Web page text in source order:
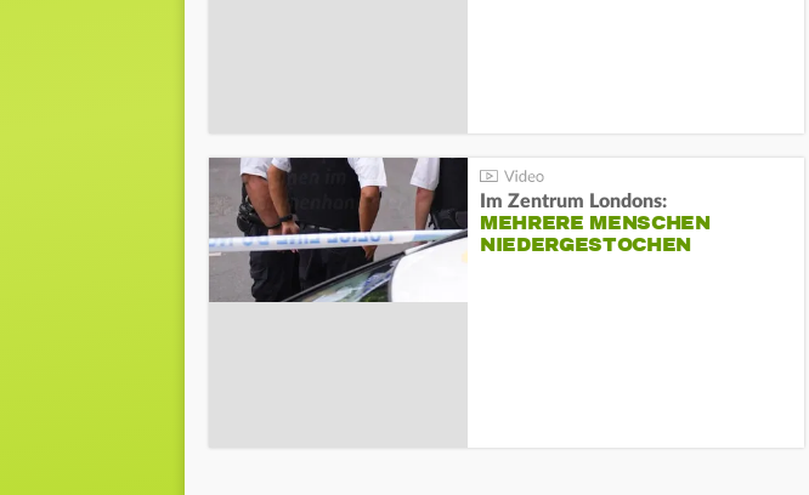
Im Zentrum Londons:
MEHRERE MENSCHEN
NIEDERGESTOCHEN